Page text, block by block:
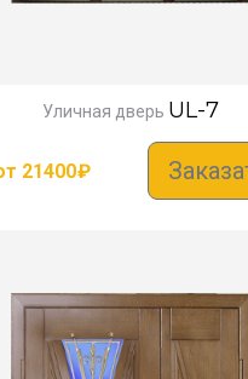
Уличная дверь UL-7
21400₽